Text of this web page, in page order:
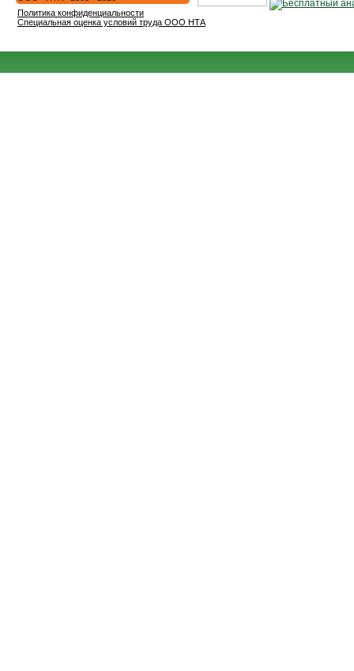
Политика конфиденциальности
Специальная оценка условий труда ООО НТА